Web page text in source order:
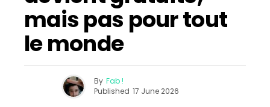
mais pas pour tout
le monde
By Fab !
Published 17 June 2026